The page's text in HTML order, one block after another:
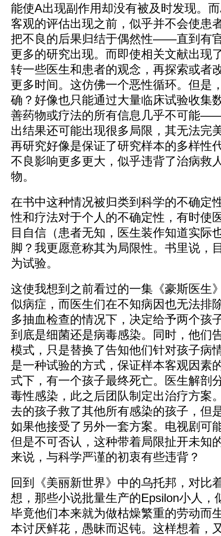
能使A出现副作用却没有被及时发现。
客观的评估出现之前，似乎并不会使患
把不良的后果归结于偶然性——直到有
更多的研究出现。而即使相关文献出现
转一些医生和患者的观念，再探索或者
更多时间。这仿佛一个恶性循环。但是
确？好像也只能通过大量临床试验收集
善药物或疗法的所有信息几乎不可能
出结果还可能出现很多局限，其无法完
再研究好像是保证了研究样本的多样性
不良影响更多更大，似乎违背了治病救
物。
在书中这种情况被归类到科学的不确定
性和疗法对于个人的不确定性，有时使
目自信（患者无知，医生装作知道实际
脚？我更愿意称其为局限性。书里说，
为试验。
这使我想到之前看过的一集《豪斯医生
似病症，而医生们在不知病因也无法排
多抽血检查的情况下，决定给予两个孩
到底是细菌还是病毒感染。同时，他们
模式，只是替换了告知他们针对孩子病
是一种试验的方式，保证样本客观因素
式下，有一个孩子最终死亡。医生解剖
毒性感染，此之后团队制定出治疗方案
去的孩子救了其他所有感染的孩子，
如果他接受了另外一套方案。电视剧可
但是不可否认，这种带着局限扯开未知
来说，与科学严谨的初衷有些违背？
回到《美丽新世界》中的乌托邦，对比
想，那些小说批量生产的Epsilon小人，
毕竟他们本来就为做枯燥繁重的劳动而
本讨厌鲜花，愚昧而迟钝。这样想着，